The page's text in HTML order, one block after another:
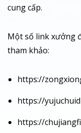
cung cấp.
Một số link xưởng
tham khảo:
https://
https://
https://